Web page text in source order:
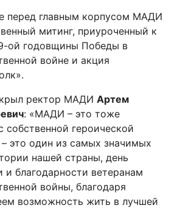
перед главным корпусом МАДИ
митинг, приуроченный к
ой годовщины Победы в
войне и акция
ректор МАДИ Артем
: «МАДИ – это тоже
собственной героической
это один из самых значимых
нашей страны, день
и благодарности ветеранам
войны, благодаря
возможность жить в лучшей